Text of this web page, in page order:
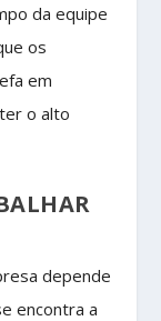
da equipe
os
em
o alto
depende
encontra a